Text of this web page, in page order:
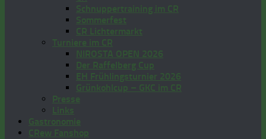
Schnuppertraining im CR
Sommerfest
CR Lichtermarkt
Turniere im CR
NIROSTA OPEN 2026
Der Raffelberg Cup
EH Frühlingsturnier 2026
Grünkohlcup – GKC im CR
Presse
Links
Gastronomie
CRew Fanshop